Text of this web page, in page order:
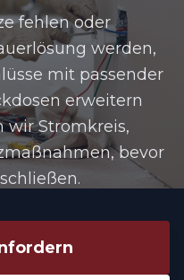
fehlen oder
werden,
mit passender
erweitern
wir Stromkreis,
bevor